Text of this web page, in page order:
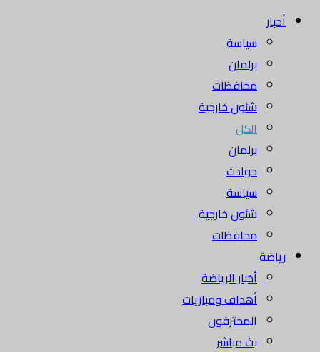
أخبار
سياسة
برلمان
محافظات
شئون خارجية
الكل
برلمان
حوادث
سياسة
شئون خارجية
محافظات
رياضة
أخبار الرياضة
أهداف ومباريات
المحترفون
بث مباشر